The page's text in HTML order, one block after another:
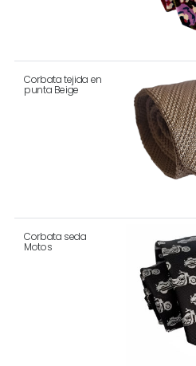
Corbata tejida en
punta Beige
Corbata seda
Motos